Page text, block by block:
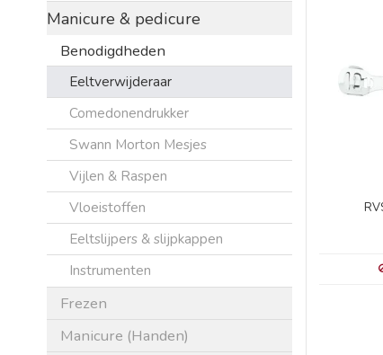
Manicure & pedicure
Benodigdheden
Eeltverwijderaar
Comedonendrukker
Swann Morton Mesjes
Vijlen & Raspen
Vloeistoffen
Eeltslijpers & slijpkappen
Instrumenten
Frezen
Manicure (Handen)